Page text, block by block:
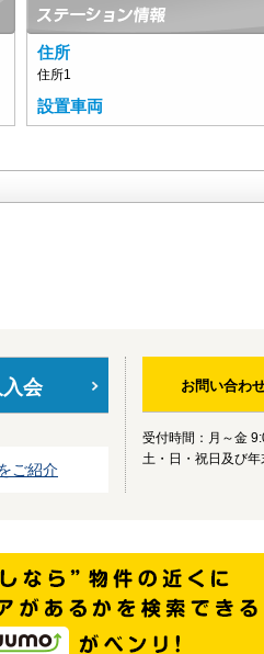
住所
住所1
設置車両
会
ご紹介
お問い合わ
受付時間：月～金
土・日・祝日及び年